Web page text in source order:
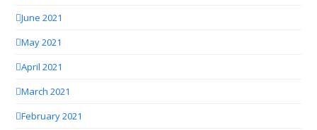
June 2021
May 2021
April 2021
March 2021
February 2021